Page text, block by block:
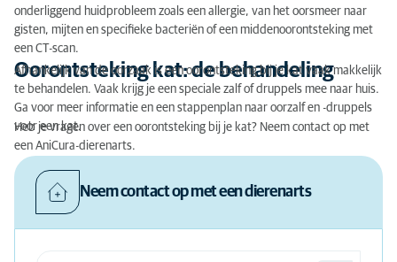
onderliggend huidprobleem zoals een allergie, van het oorsmeer naar
gisten, mijten en specifieke bacteriën of een middenoorontsteking met
een CT-scan.
Oorontsteking kat: de behandeling
Afhankelijk van de oorzaak is een oorontsteking bij je kat vaak makkelijk
te behandelen. Vaak krijg je een speciale zalf of druppels mee naar huis.
Ga voor meer informatie en een stappenplan naar oorzalf en -druppels
voor een kat.
Heb je vragen over een oorontsteking bij je kat? Neem contact op met
een AniCura-dierenarts.
Neem contact op met een dierenarts